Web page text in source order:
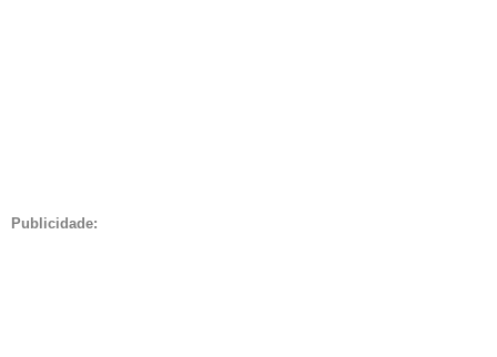
Publicidade: